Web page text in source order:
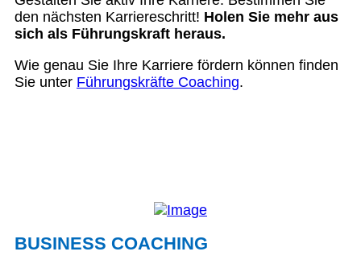
den nächsten Karriereschritt! Holen Sie mehr aus
sich als Führungskraft heraus.
Wie genau Sie Ihre Karriere fördern können finden
Sie unter Führungskräfte Coaching.
BUSINESS COACHING